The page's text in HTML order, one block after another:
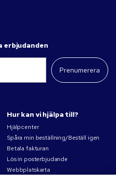
erbjudanden
Prenumerera
Hur kan vi hjälpa till?
Hjälpcenter
Spåra min beställning/Beställ igen
Betala fakturan
Lös in posterbjudande
Webbplatskarta